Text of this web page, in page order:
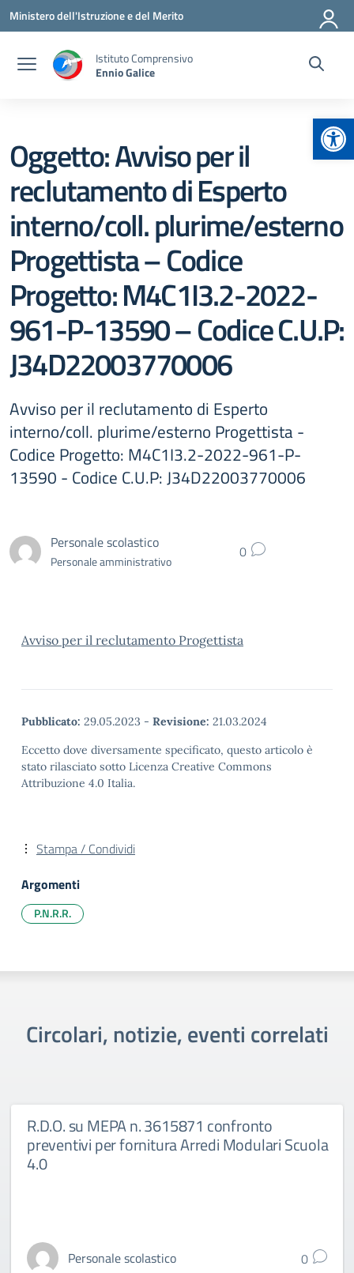
Vai ai contenuti
Vai al menu di navigazione
Vai al footer
Ministero dell'Istruzione e del Merito
Istituto Comprensivo
Ennio Galice
Oggetto: Avviso per il
reclutamento di Esperto
interno/coll. plurime/esterno
Progettista – Codice
Progetto: M4C1I3.2-2022-
961-P-13590 – Codice C.U.P:
J34D22003770006
Avviso per il reclutamento di Esperto
interno/coll. plurime/esterno Progettista -
Codice Progetto: M4C1I3.2-2022-961-P-
13590 - Codice C.U.P: J34D22003770006
Personale scolastico
Personale amministrativo 0
Avviso per il reclutamento Progettista
Pubblicato: 29.05.2023 - Revisione: 21.03.2024
Eccetto dove diversamente specificato, questo articolo è
stato rilasciato sotto Licenza Creative Commons
Attribuzione 4.0 Italia.
Stampa / Condividi
Argomenti
P.N.R.R.
Circolari, notizie, eventi correlati
R.D.O. su MEPA n. 3615871 confronto
preventivi per fornitura Arredi Modulari Scuola
4.0
Personale scolastico 0